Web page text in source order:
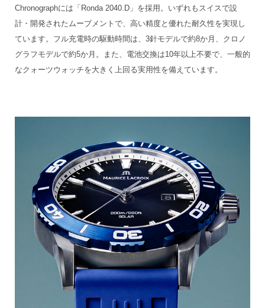
Chronographには「Ronda 2040.D」を採用。いずれもスイスで設
計・開発されたムーブメントで、高い精度と優れた耐久性を実現し
ています。フル充電時の駆動時間は、3針モデルで約8か月、クロノ
グラフモデルで約5か月。また、電池交換は10年以上不要で、一般的
なクォーツウォッチを大きく上回る実用性を備えています。